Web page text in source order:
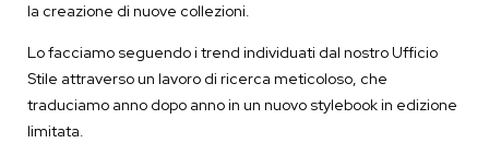
la creazione di nuove collezioni.
Lo facciamo seguendo i trend individuati dal nostro Ufficio
Stile attraverso un lavoro di ricerca meticoloso, che
traduciamo anno dopo anno in un nuovo stylebook in edizione
limitata.